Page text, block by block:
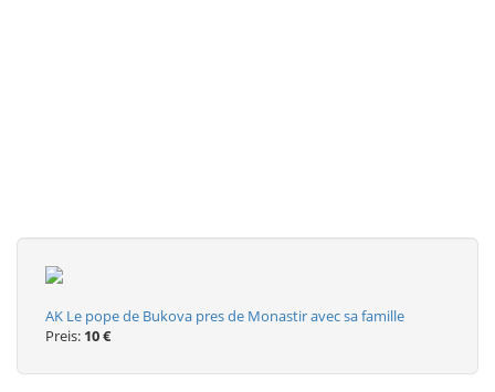
AK Le pope de Bukova pres de Monastir avec sa famille
Preis: 10 €